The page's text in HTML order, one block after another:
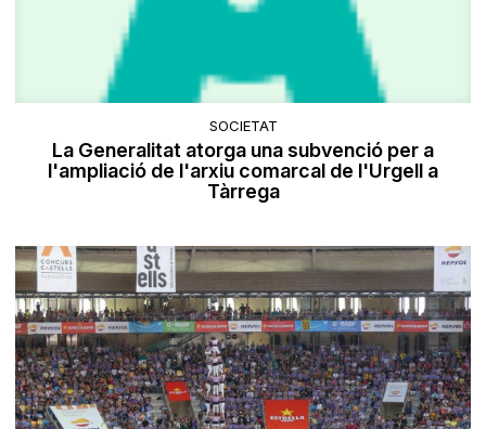
SOCIETAT
La Generalitat atorga una subvenció per a
l'ampliació de l'arxiu comarcal de l'Urgell a
Tàrrega